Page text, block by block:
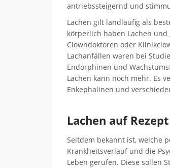
antriebssteigernd und
Lachen gilt landläufig als
körperlich haben Lachen
Clowndoktoren oder
Lachanfällen waren bei
Endorphinen und
Lachen kann noch mehr. Es
Enkephalinen und
Lachen auf Rezept
Seitdem bekannt ist, welche
Krankheitsverlauf und die
Leben gerufen. Diese sollen